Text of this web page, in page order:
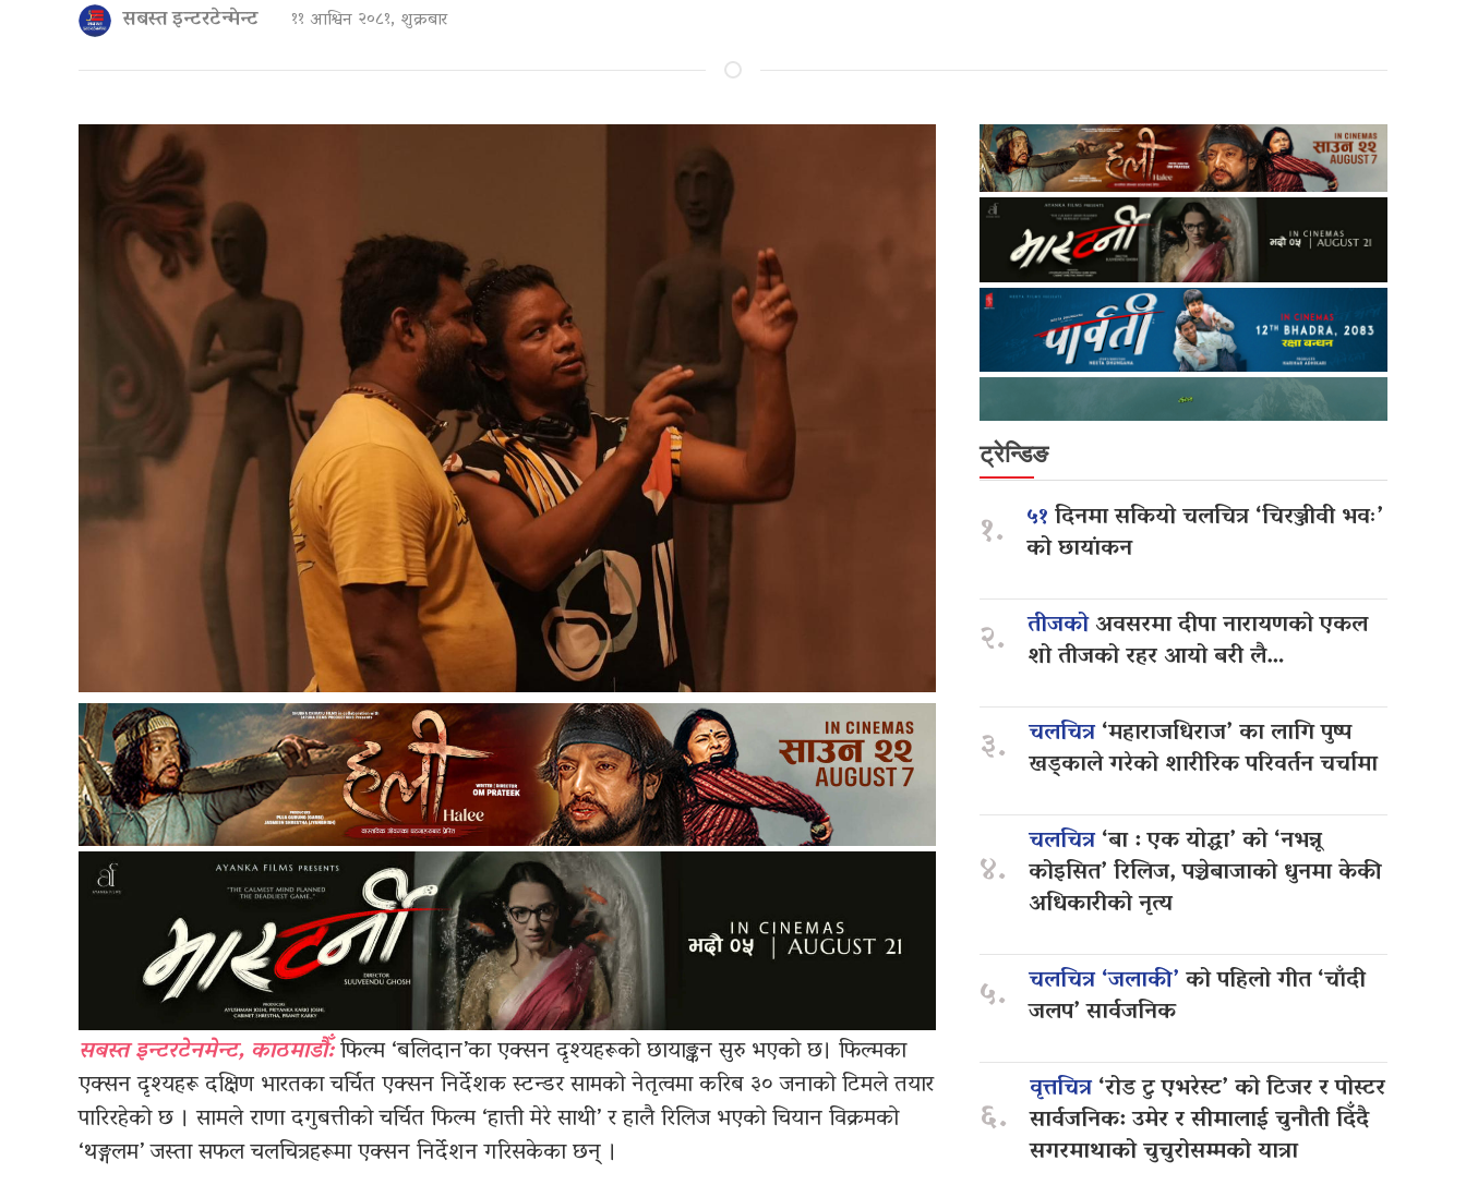
सबस्त इन्टरटेन्मेन्ट ११ आश्विन २०८१, शुक्रबार
सबस्त इन्टरटेनमेन्ट, काठमाडौँ:फिल्म ‘बलिदान’का एक्सन दृश्यहरूको छायाङ्कन सुरु भएको छ। फिल्मका
एक्सन दृश्यहरू दक्षिण भारतका चर्चित एक्सन निर्देशक स्टन्डर सामको नेतृत्वमा करिब ३० जनाको टिमले तयार
पारिरहेको छ । सामले राणा दगुबत्तीको चर्चित फिल्म ‘हात्ती मेरे साथी’ र हालै रिलिज भएको चियान विक्रमको
‘थङ्गलम’ जस्ता सफल चलचित्रहरूमा एक्सन निर्देशन गरिसकेका छन् ।
ट्रेन्डिङ
१. ५१दिनमा सकियो चलचित्र ‘चिरञ्जीवी भवः’
को छायांकन
२. तीजकोअवसरमा दीपा नारायणको एकल
शो तीजको रहर आयो बरी लै…
३. चलचित्र‘महाराजधिराज’ का लागि पुष्प
खड्काले गरेको शारीरिक परिवर्तन चर्चामा
४.
चलचित्र‘बा : एक योद्धा’ को ‘नभन्नू
कोइसित’ रिलिज, पञ्चेबाजाको धुनमा केकी
अधिकारीको नृत्य
५. चलचित्र ‘जलाकी’को पहिलो गीत ‘चाँदी
जलप’ सार्वजनिक
६.
वृत्तचित्र‘रोड टु एभरेस्ट’ को टिजर र पोस्टर
सार्वजनिक: उमेर र सीमालाई चुनौती दिँदै
सगरमाथाको चुचुरोसम्मको यात्रा